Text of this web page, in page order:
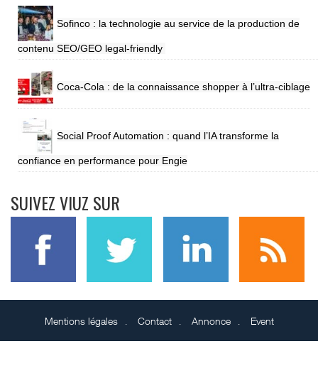
Sofinco : la technologie au service de la production de
contenu SEO/GEO legal-friendly
Coca-Cola : de la connaissance shopper à l’ultra-ciblage
Social Proof Automation : quand l’IA transforme la
confiance en performance pour Engie
SUIVEZ VIUZ SUR
Mentions légales Contact Annonce Event